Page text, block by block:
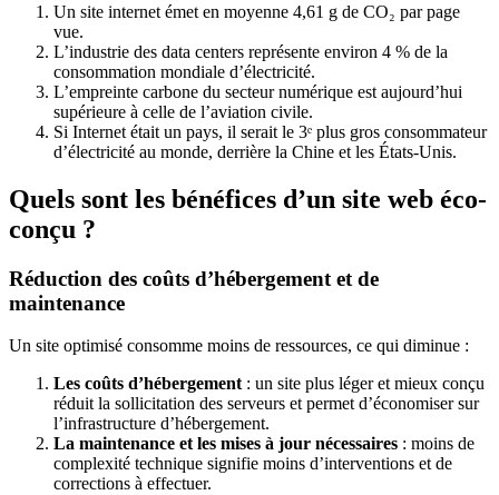
Un site internet émet en moyenne 4,61 g de CO₂ par page
vue.
L’industrie des data centers représente environ 4 % de la
consommation mondiale d’électricité.
L’empreinte carbone du secteur numérique est aujourd’hui
supérieure à celle de l’aviation civile.
Si Internet était un pays, il serait le 3ᵉ plus gros consommateur
d’électricité au monde, derrière la Chine et les États-Unis.
Quels sont les bénéfices d’un site web éco-
conçu ?
Réduction des coûts d’hébergement et de
maintenance
Un site optimisé consomme moins de ressources, ce qui diminue :
Les coûts d’hébergement : un site plus léger et mieux conçu
réduit la sollicitation des serveurs et permet d’économiser sur
l’infrastructure d’hébergement.
La maintenance et les mises à jour nécessaires : moins de
complexité technique signifie moins d’interventions et de
corrections à effectuer.